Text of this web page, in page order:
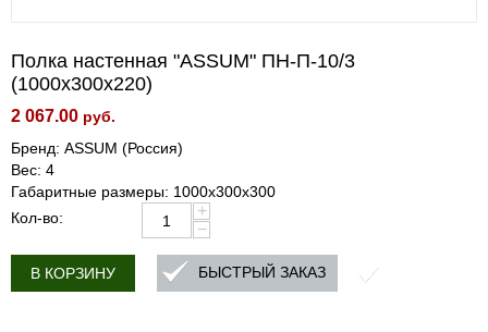
Полка настенная "ASSUM" ПН-П-10/3
(1000х300х220)
2 067.00 руб.
Бренд: ASSUM (Россия)
Вес: 4
Габаритные размеры: 1000х300х300
Кол-во:
+
−
В КОРЗИНУ БЫСТРЫЙ ЗАКАЗ